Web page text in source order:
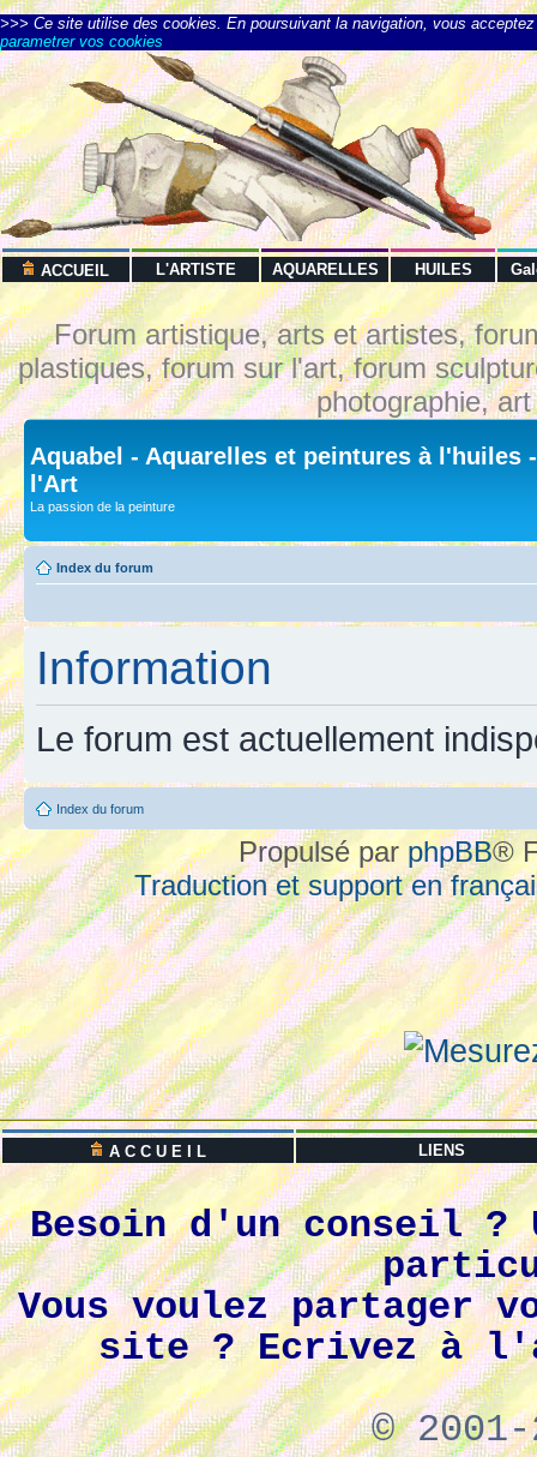
>>> Ce site utilise des cookies. En poursuivant la navigation, vous
parametrer vos cookies
ACCUEIL L'ARTISTE AQUARELLES HUILES
Forum artistique, arts et artistes,
plastiques, forum sur l'art, forum
photographie,
Aquabel - Aquarelles et peintures à l'huiles
l'Art
La passion de la peinture
Index du forum
Information
Le forum est actuellement
Index du forum
Propulsé par phpBB®
Traduction et support en
A C C U E I L LIENS
Besoin d'un conseil ?
Vous voulez partager
site ? Ecrivez à
© 2001-